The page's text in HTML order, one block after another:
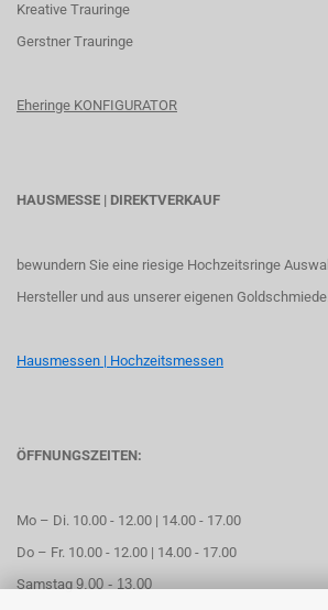
Kreative Trauringe
Gerstner Trauringe
Eheringe KONFIGURATOR
HAUSMESSE | DIREKTVERKAUF
bewundern Sie eine riesige Hochzeitsringe
Hersteller und aus unserer eigenen
Hausmessen | Hochzeitsmessen
ÖFFNUNGSZEITEN:
Mo – Di. 10.00 - 12.00 | 14.00 - 17.00
Do – Fr. 10.00 - 12.00 | 14.00 - 17.00
Samstag 9.00 - 13.00